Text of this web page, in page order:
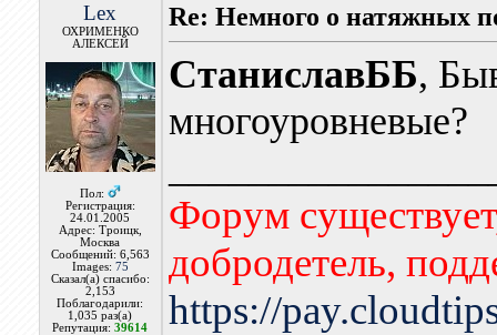
Lex
ОХРИМЕНКО
АЛЕКСЕЙ
Пол:
Регистрация:
24.01.2005
Адрес: Троицк,
Москва
Сообщений: 6,563
Images: 75
Сказал(а) спасибо:
2,153
Поблагодарили:
1,035 раз(а)
Репутация:39614
Re: Немного о натяжных
СтаниславББ,
многоуровневые?
Форум
добродетель,
https://